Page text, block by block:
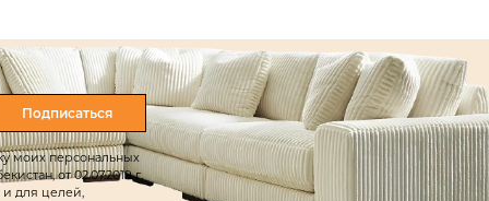
Подписаться
моих персональных
от 02.07.2019 г.
и для целей,